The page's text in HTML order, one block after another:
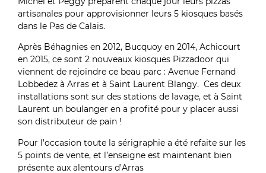
artisanales pour approvisionner leurs 5 kiosques basés
dans le Pas de Calais.
Après Béhagnies en 2012, Bucquoy en 2014, Achicourt
en 2015, ce sont 2 nouveaux kiosques Pizzadoor qui
viennent de rejoindre ce beau parc : Avenue Fernand
Lobbedez à Arras et à Saint Laurent Blangy. Ces deux
installations sont sur des stations de lavage, et à Saint
Laurent un boulanger en a profité pour y placer aussi
son distributeur de pain !
Pour l’occasion toute la sérigraphie a été refaite sur les
5 points de vente, et l’enseigne est maintenant bien
présente aux alentours d’Arras